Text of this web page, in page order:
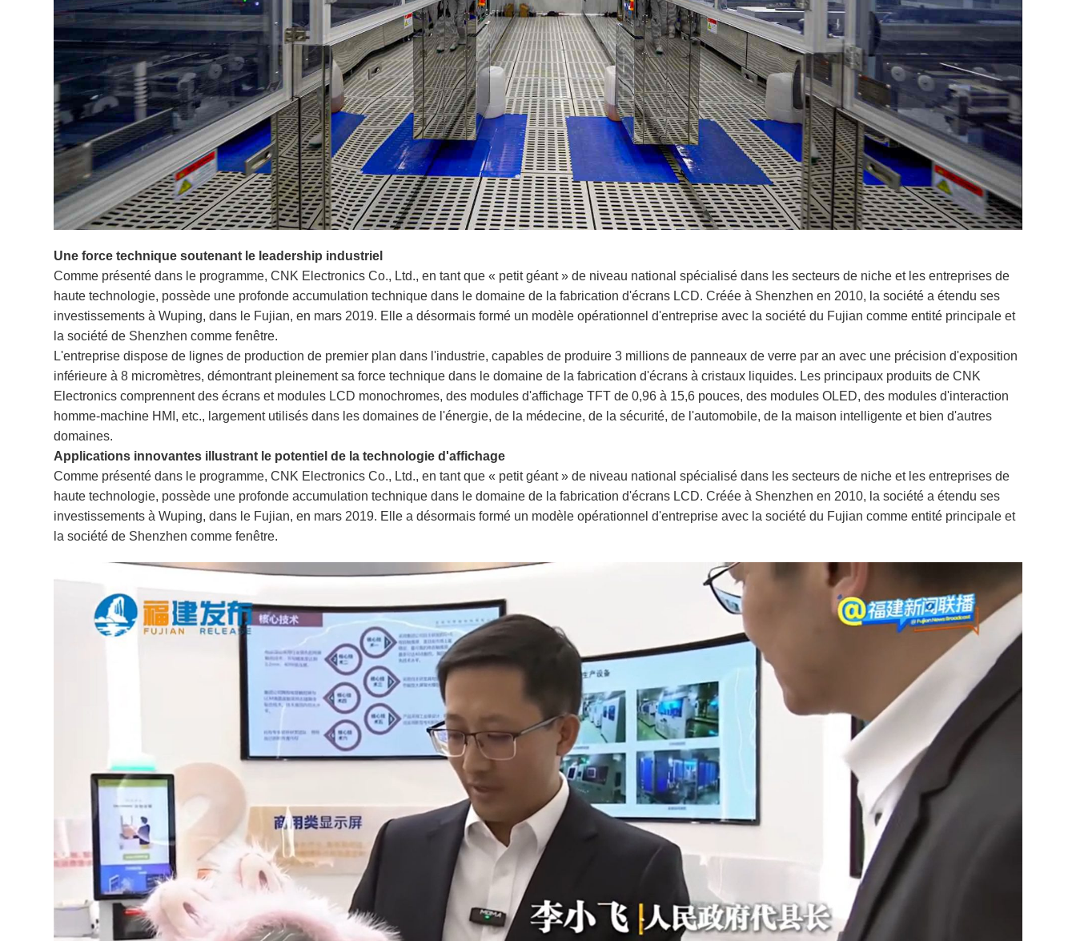
Une force technique soutenant le leadership industriel
Comme présenté dans le programme, CNK Electronics Co., Ltd., en tant que « petit géant » de niveau national spécialisé dans les secteurs de niche et les entreprises de
haute technologie, possède une profonde accumulation technique dans le domaine de la fabrication d'écrans LCD. Créée à Shenzhen en 2010, la société a étendu ses
investissements à Wuping, dans le Fujian, en mars 2019. Elle a désormais formé un modèle opérationnel d'entreprise avec la société du Fujian comme entité principale et
la société de Shenzhen comme fenêtre.
L'entreprise dispose de lignes de production de premier plan dans l'industrie, capables de produire 3 millions de panneaux de verre par an avec une précision d'exposition
inférieure à 8 micromètres, démontrant pleinement sa force technique dans le domaine de la fabrication d'écrans à cristaux liquides. Les principaux produits de CNK
Electronics comprennent des écrans et modules LCD monochromes, des modules d'affichage TFT de 0,96 à 15,6 pouces, des modules OLED, des modules d'interaction
homme-machine HMI, etc., largement utilisés dans les domaines de l'énergie, de la médecine, de la sécurité, de l'automobile, de la maison intelligente et bien d'autres
domaines.
Applications innovantes illustrant le potentiel de la technologie d'affichage
Comme présenté dans le programme, CNK Electronics Co., Ltd., en tant que « petit géant » de niveau national spécialisé dans les secteurs de niche et les entreprises de
haute technologie, possède une profonde accumulation technique dans le domaine de la fabrication d'écrans LCD. Créée à Shenzhen en 2010, la société a étendu ses
investissements à Wuping, dans le Fujian, en mars 2019. Elle a désormais formé un modèle opérationnel d'entreprise avec la société du Fujian comme entité principale et
la société de Shenzhen comme fenêtre.